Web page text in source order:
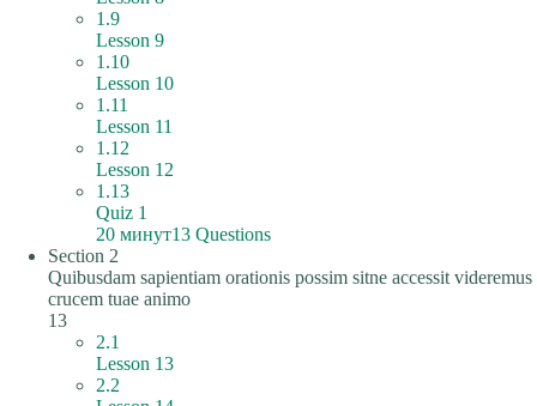
1.9
Lesson 9
1.10
Lesson 10
1.11
Lesson 11
1.12
Lesson 12
1.13
Quiz 1
20 минут13 Questions
Section 2
Quibusdam sapientiam orationis possim sitne accessit videremus
crucem tuae animo
13
2.1
Lesson 13
2.2